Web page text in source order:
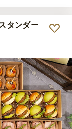
タンダー